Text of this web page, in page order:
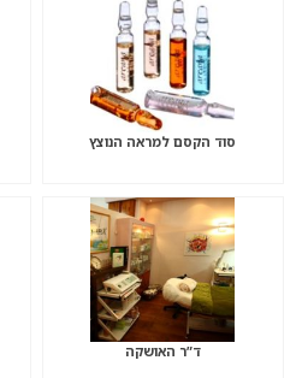
סוד הקסם למראה הנוצץ
ד”ר האושקה